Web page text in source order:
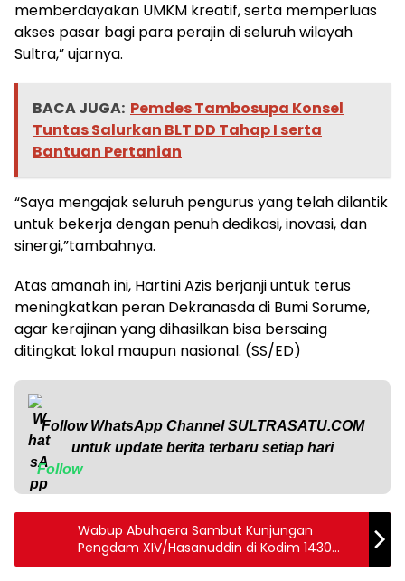
memberdayakan UMKM kreatif, serta memperluas
akses pasar bagi para perajin di seluruh wilayah
Sultra,” ujarnya.
BACA JUGA: Pemdes Tambosupa Konsel
Tuntas Salurkan BLT DD Tahap I serta
Bantuan Pertanian
“Saya mengajak seluruh pengurus yang telah dilantik
untuk bekerja dengan penuh dedikasi, inovasi, dan
sinergi,”tambahnya.
Atas amanah ini, Hartini Azis berjanji untuk terus
meningkatkan peran Dekranasda di Bumi Sorume,
agar kerajinan yang dihasilkan bisa bersaing
ditingkat lokal maupun nasional. (SS/ED)
Follow WhatsApp ChannelSULTRASATU.COM
untuk update berita terbaru setiap hari
Follow
Wabup Abuhaera Sambut Kunjungan
Pengdam XIV/Hasanuddin di Kodim 1430
Konut